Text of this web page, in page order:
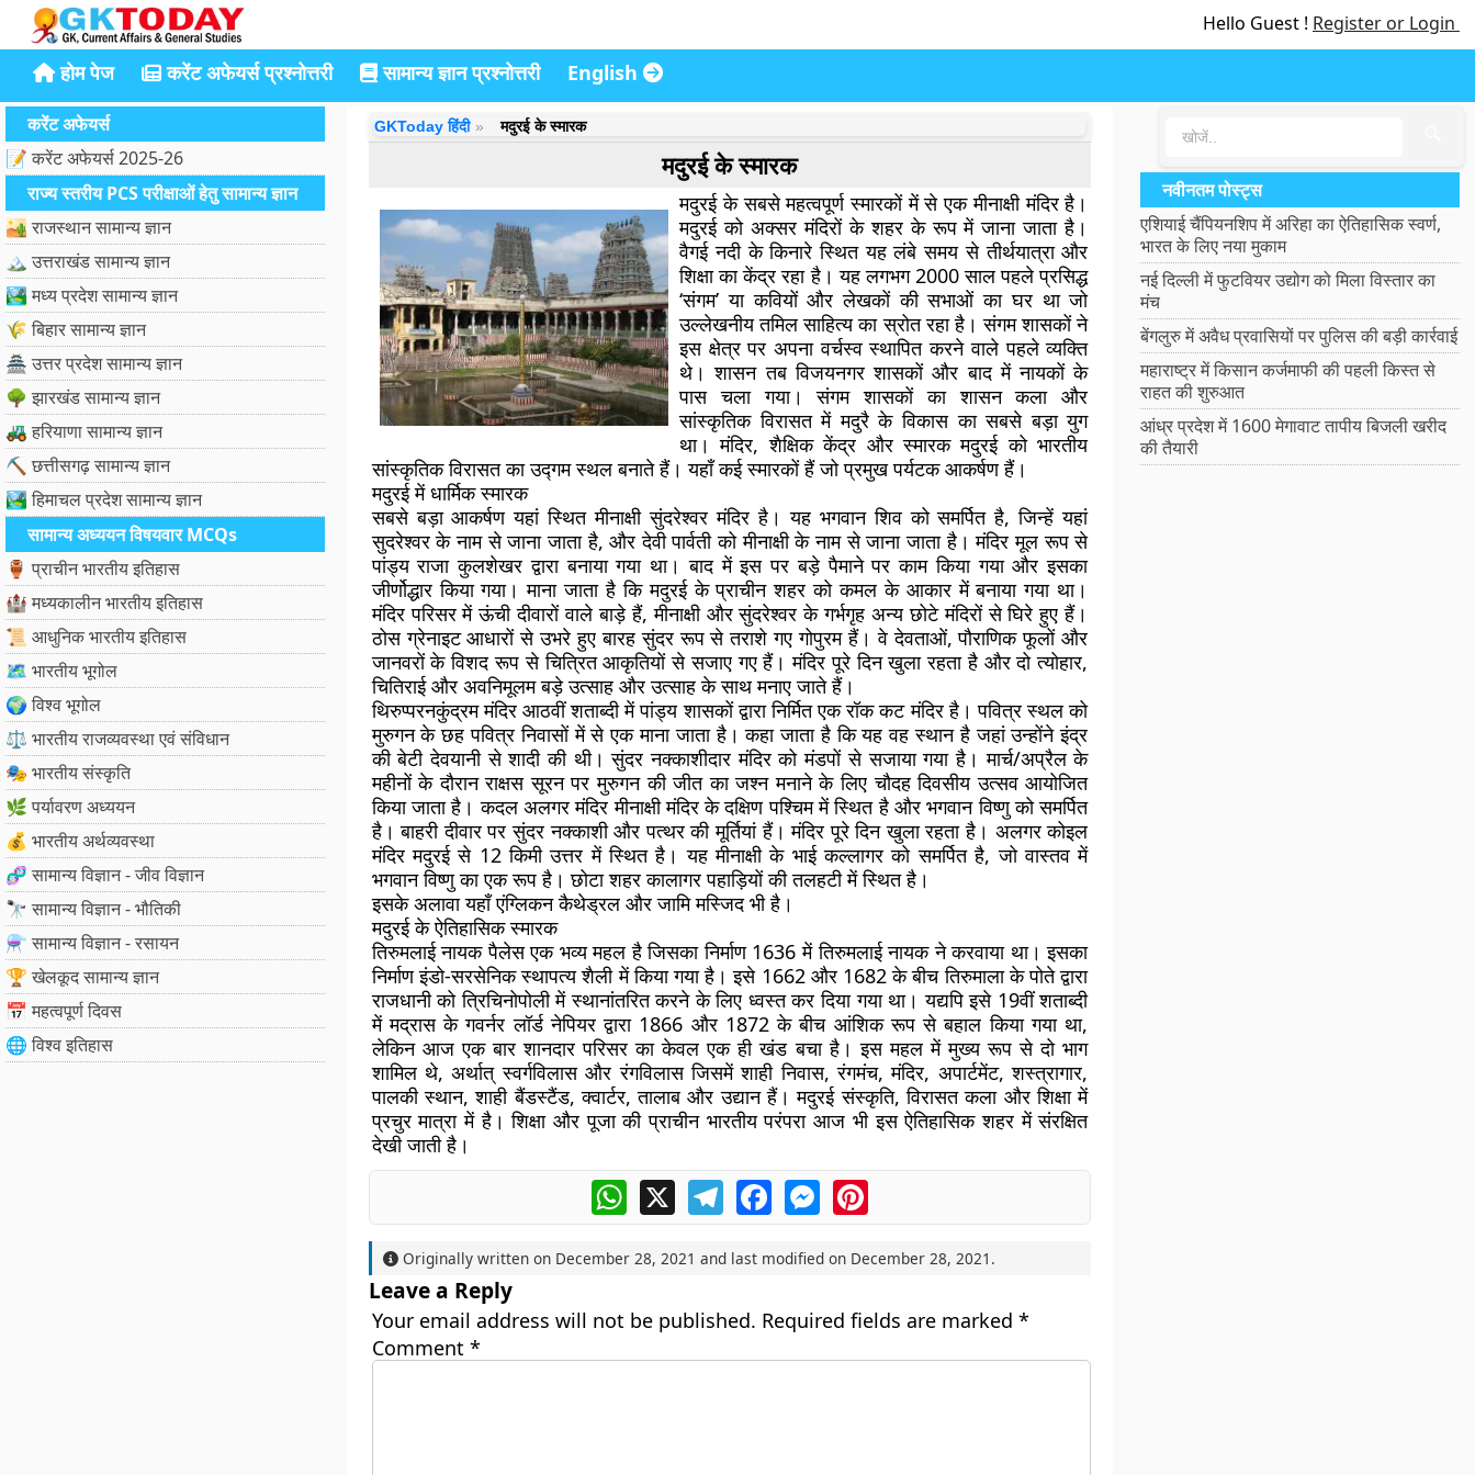
Hello Guest ! Register or Login
होम पेज करेंट अफेयर्स प्रश्नोत्तरी सामान्य ज्ञान प्रश्नोत्तरी English
करेंट अफेयर्स
📝 करेंट अफेयर्स 2025-26
राज्य स्तरीय PCS परीक्षाओं हेतु सामान्य ज्ञान
🏜️ राजस्थान सामान्य ज्ञान
🏔️ उत्तराखंड सामान्य ज्ञान
🏞️ मध्य प्रदेश सामान्य ज्ञान
🌾 बिहार सामान्य ज्ञान
🏯 उत्तर प्रदेश सामान्य ज्ञान
🌳 झारखंड सामान्य ज्ञान
🚜 हरियाणा सामान्य ज्ञान
⛏️ छत्तीसगढ़ सामान्य ज्ञान
🏞️ हिमाचल प्रदेश सामान्य ज्ञान
सामान्य अध्ययन विषयवार MCQs
🏺 प्राचीन भारतीय इतिहास
🏰 मध्यकालीन भारतीय इतिहास
📜 आधुनिक भारतीय इतिहास
🗺️ भारतीय भूगोल
🌍 विश्व भूगोल
⚖️ भारतीय राजव्यवस्था एवं संविधान
🎭 भारतीय संस्कृति
🌿 पर्यावरण अध्ययन
💰 भारतीय अर्थव्यवस्था
🧬 सामान्य विज्ञान - जीव विज्ञान
🔭 सामान्य विज्ञान - भौतिकी
⚗️ सामान्य विज्ञान - रसायन
🏆 खेलकूद सामान्य ज्ञान
📅 महत्वपूर्ण दिवस
🌐 विश्व इतिहास
GKToday हिंदी मदुरई के स्मारक
मदुरई के स्मारक
मदुरई के सबसे महत्वपूर्ण स्मारकों में से एक मीनाक्षी मंदिर है।
मदुरई को अक्सर मंदिरों के शहर के रूप में जाना जाता है।
वैगई नदी के किनारे स्थित यह लंबे समय से तीर्थयात्रा और
शिक्षा का केंद्र रहा है। यह लगभग 2000 साल पहले प्रसिद्ध
‘संगम’ या कवियों और लेखकों की सभाओं का घर था जो
उल्लेखनीय तमिल साहित्य का स्रोत रहा है। संगम शासकों ने
इस क्षेत्र पर अपना वर्चस्व स्थापित करने वाले पहले व्यक्ति
थे। शासन तब विजयनगर शासकों और बाद में नायकों के
पास चला गया। संगम शासकों का शासन कला और
सांस्कृतिक विरासत में मदुरै के विकास का सबसे बड़ा युग
था। मंदिर, शैक्षिक केंद्र और स्मारक मदुरई को भारतीय
सांस्कृतिक विरासत का उद्गम स्थल बनाते हैं। यहाँ कई स्मारकों हैं जो प्रमुख पर्यटक आकर्षण हैं।
मदुरई में धार्मिक स्मारक
सबसे बड़ा आकर्षण यहां स्थित मीनाक्षी सुंदरेश्वर मंदिर है। यह भगवान शिव को समर्पित है, जिन्हें यहां
सुदरेश्वर के नाम से जाना जाता है, और देवी पार्वती को मीनाक्षी के नाम से जाना जाता है। मंदिर मूल रूप से
पांड्य राजा कुलशेखर द्वारा बनाया गया था। बाद में इस पर बड़े पैमाने पर काम किया गया और इसका
जीर्णोद्धार किया गया। माना जाता है कि मदुरई के प्राचीन शहर को कमल के आकार में बनाया गया था।
मंदिर परिसर में ऊंची दीवारों वाले बाड़े हैं, मीनाक्षी और सुंदरेश्वर के गर्भगृह अन्य छोटे मंदिरों से घिरे हुए हैं।
ठोस ग्रेनाइट आधारों से उभरे हुए बारह सुंदर रूप से तराशे गए गोपुरम हैं। वे देवताओं, पौराणिक फूलों और
जानवरों के विशद रूप से चित्रित आकृतियों से सजाए गए हैं। मंदिर पूरे दिन खुला रहता है और दो त्योहार,
चितिराई और अवनिमूलम बड़े उत्साह और उत्साह के साथ मनाए जाते हैं।
थिरुप्परनकुंद्रम मंदिर आठवीं शताब्दी में पांड्य शासकों द्वारा निर्मित एक रॉक कट मंदिर है। पवित्र स्थल को
मुरुगन के छह पवित्र निवासों में से एक माना जाता है। कहा जाता है कि यह वह स्थान है जहां उन्होंने इंद्र
की बेटी देवयानी से शादी की थी। सुंदर नक्काशीदार मंदिर को मंडपों से सजाया गया है। मार्च/अप्रैल के
महीनों के दौरान राक्षस सूरन पर मुरुगन की जीत का जश्न मनाने के लिए चौदह दिवसीय उत्सव आयोजित
किया जाता है। कदल अलगर मंदिर मीनाक्षी मंदिर के दक्षिण पश्चिम में स्थित है और भगवान विष्णु को समर्पित
है। बाहरी दीवार पर सुंदर नक्काशी और पत्थर की मूर्तियां हैं। मंदिर पूरे दिन खुला रहता है। अलगर कोइल
मंदिर मदुरई से 12 किमी उत्तर में स्थित है। यह मीनाक्षी के भाई कल्लागर को समर्पित है, जो वास्तव में
भगवान विष्णु का एक रूप है। छोटा शहर कालागर पहाड़ियों की तलहटी में स्थित है।
इसके अलावा यहाँ एंग्लिकन कैथेड्रल और जामि मस्जिद भी है।
मदुरई के ऐतिहासिक स्मारक
तिरुमलाई नायक पैलेस एक भव्य महल है जिसका निर्माण 1636 में तिरुमलाई नायक ने करवाया था। इसका
निर्माण इंडो-सरसेनिक स्थापत्य शैली में किया गया है। इसे 1662 और 1682 के बीच तिरुमाला के पोते द्वारा
राजधानी को त्रिचिनोपोली में स्थानांतरित करने के लिए ध्वस्त कर दिया गया था। यद्यपि इसे 19वीं शताब्दी
में मद्रास के गवर्नर लॉर्ड नेपियर द्वारा 1866 और 1872 के बीच आंशिक रूप से बहाल किया गया था,
लेकिन आज एक बार शानदार परिसर का केवल एक ही खंड बचा है। इस महल में मुख्य रूप से दो भाग
शामिल थे, अर्थात् स्वर्गविलास और रंगविलास जिसमें शाही निवास, रंगमंच, मंदिर, अपार्टमेंट, शस्त्रागार,
पालकी स्थान, शाही बैंडस्टैंड, क्वार्टर, तालाब और उद्यान हैं। मदुरई संस्कृति, विरासत कला और शिक्षा में
प्रचुर मात्रा में है। शिक्षा और पूजा की प्राचीन भारतीय परंपरा आज भी इस ऐतिहासिक शहर में संरक्षित
देखी जाती है।
WhatsApp
X TelegramFacebookMessengerPinterest
Originally written on December 28, 2021 and last modified on December 28, 2021 .
Leave a Reply
Your email address will not be published. Required fields are marked *
Comment *
नवीनतम पोस्ट्स
एशियाई चैंपियनशिप में अरिहा का ऐतिहासिक स्वर्ण,
भारत के लिए नया मुकाम
नई दिल्ली में फुटवियर उद्योग को मिला विस्तार का
मंच
बेंगलुरु में अवैध प्रवासियों पर पुलिस की बड़ी कार्रवाई
महाराष्ट्र में किसान कर्जमाफी की पहली किस्त से
राहत की शुरुआत
आंध्र प्रदेश में 1600 मेगावाट तापीय बिजली खरीद
की तैयारी